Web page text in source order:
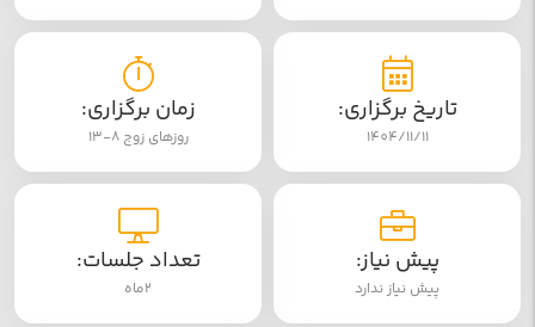
تاریخ برگزاری:
1404/11/11
زمان برگزاری:
روزهای زوج 8-13
پیش نیاز:
پیش نیاز ندارد
تعداد جلسات:
2ماه